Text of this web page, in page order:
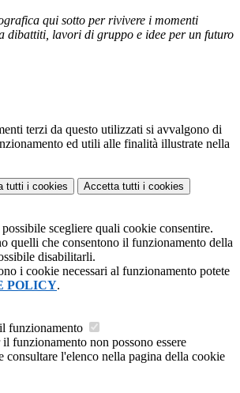
qui sotto per rivivere i momenti
dibattiti, lavori di gruppo e idee per un futuro
terzi da questo utilizzati si avvalgono di
ed utili alle finalità illustrate nella
tutti i cookies Accetta tutti i cookies
scegliere quali cookie consentire.
quelli che consentono il funzionamento della
disabilitarli.
i cookie necessari al funzionamento potete
POLICY.
funzionamento
funzionamento non possono essere
consultare l'elenco nella pagina della cookie